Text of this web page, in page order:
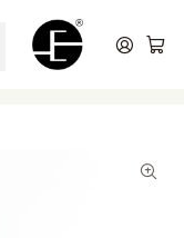
renovar tu estilo